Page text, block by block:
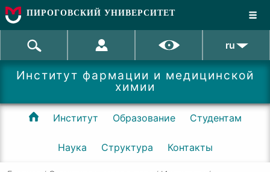
ПИРОГОВСКИЙ УНИВЕРСИТЕТ
ru
Институт фармации и медицинской
химии
Институт Образование Студентам
Наука Структура Контакты